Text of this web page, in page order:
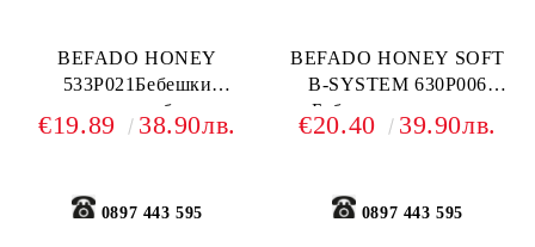
BEFADO HONEY
533P021Бебешки
текстилни обувки,
Тъмносини
€19.89 38.90лв.
0897 443 595
BEFADO HONEY SOFT
B-SYSTEM 630P006
Бебешки текстилни
обувки, Пъстър анимал
€20.40 39.90лв.
0897 443 595